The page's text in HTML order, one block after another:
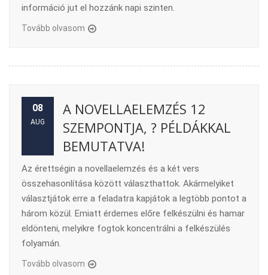
információ jut el hozzánk napi szinten.
Tovább olvasom
08
AUG
A NOVELLAELEMZÉS 12
SZEMPONTJA, ? PÉLDÁKKAL
BEMUTATVA!
Az érettségin a novellaelemzés és a két vers
összehasonlítása között választhattok. Akármelyiket
választjátok erre a feladatra kapjátok a legtöbb pontot a
három közül. Emiatt érdemes előre felkészülni és hamar
eldönteni, melyikre fogtok koncentrálni a felkészülés
folyamán.
Tovább olvasom